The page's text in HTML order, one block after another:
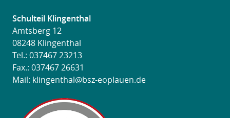
Schulteil Klingenthal
Amtsberg 12
08248 Klingenthal
Tel.: 037467 23213
Fax.: 037467 26631
Mail: klingenthal@bsz-eoplauen.de